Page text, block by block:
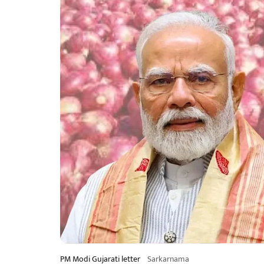
PM Modi Gujarati letter Sarkarnama